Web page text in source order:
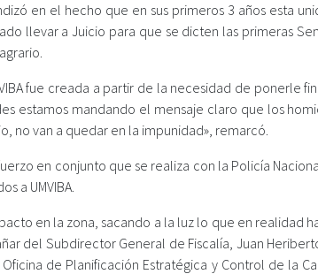
en el hecho que en sus primeros 3 años esta
llevar a Juicio para que se dicten las primeras
fue creada a partir de la necesidad de ponerle
estamos mandando el mensaje claro que los
no van a quedar en la impunidad», remarcó.
en conjunto que se realiza con la Policía
a UMVIBA.
en la zona, sacando a la luz lo que en realidad
del Subdirector General de Fiscalía, Juan
de Planificación Estratégica y Control de la